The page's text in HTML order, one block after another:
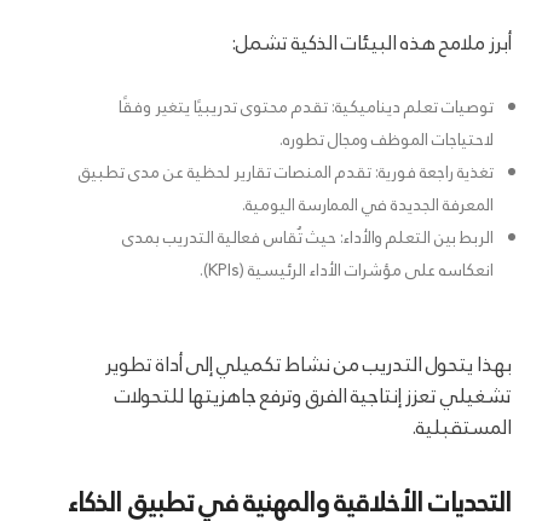
أبرز ملامح هذه البيئات الذكية تشمل:
توصيات تعلم ديناميكية: تقدم محتوى تدريبيًا يتغير وفقًا
لاحتياجات الموظف ومجال تطوره.
تغذية راجعة فورية: تقدم المنصات تقارير لحظية عن مدى تطبيق
المعرفة الجديدة في الممارسة اليومية.
الربط بين التعلم والأداء: حيث تُقاس فعالية التدريب بمدى
انعكاسه على مؤشرات الأداء الرئيسية (KPIs).
بهذا يتحول التدريب من نشاط تكميلي إلى أداة تطوير
تشغيلي تعزز إنتاجية الفرق وترفع جاهزيتها للتحولات
المستقبلية.
التحديات الأخلاقية والمهنية في تطبيق الذكاء